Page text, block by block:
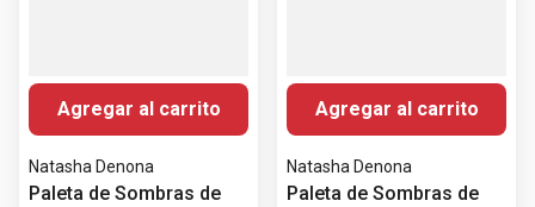
Agregar al carrito
Natasha Denona
Paleta de Sombras de
Agregar al carrito
Natasha Denona
Paleta de Sombras de